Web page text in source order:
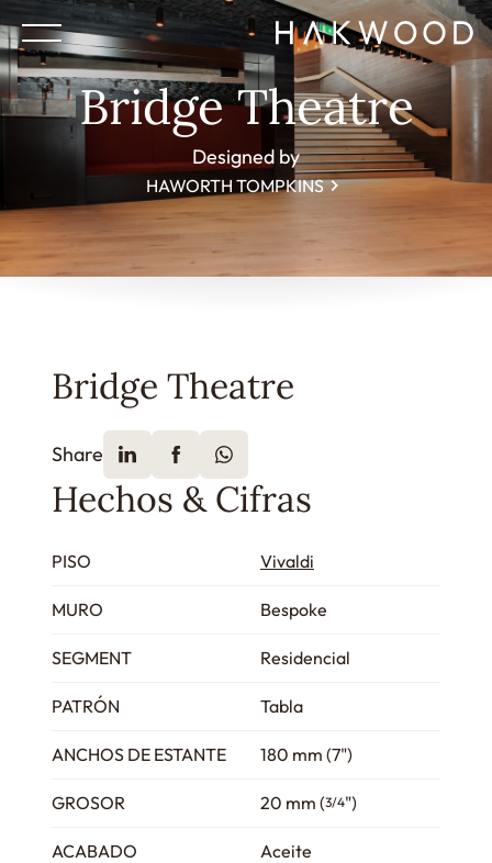
Bridge Theatre
Designed by
HAWORTH TOMPKINS
Bridge Theatre
Share
Hechos & Cifras
PISO Vivaldi
MURO Bespoke
SEGMENT Residencial
PATRÓN Tabla
ANCHOS DE ESTANTE 180 mm (7")
GROSOR 20 mm (3/4")
ACABADO Aceite